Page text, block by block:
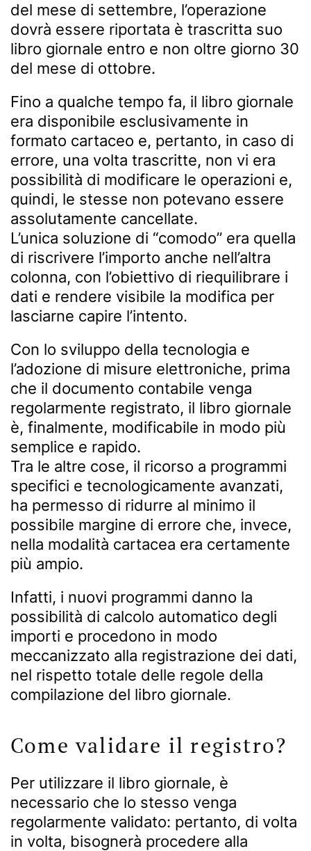
del mese di settembre, l’operazione
dovrà essere riportata è trascritta suo
libro giornale entro e non oltre giorno 30
del mese di ottobre.
Fino a qualche tempo fa, il libro giornale
era disponibile esclusivamente in
formato cartaceo e, pertanto, in caso di
errore, una volta trascritte, non vi era
possibilità di modificare le operazioni e,
quindi, le stesse non potevano essere
assolutamente cancellate.
L’unica soluzione di “comodo” era quella
di riscrivere l’importo anche nell’altra
colonna, con l’obiettivo di riequilibrare i
dati e rendere visibile la modifica per
lasciarne capire l’intento.
Con lo sviluppo della tecnologia e
l’adozione di misure elettroniche, prima
che il documento contabile venga
regolarmente registrato, il libro giornale
è, finalmente, modificabile in modo più
semplice e rapido.
Tra le altre cose, il ricorso a programmi
specifici e tecnologicamente avanzati,
ha permesso di ridurre al minimo il
possibile margine di errore che, invece,
nella modalità cartacea era certamente
più ampio.
Infatti, i nuovi programmi danno la
possibilità di calcolo automatico degli
importi e procedono in modo
meccanizzato alla registrazione dei dati,
nel rispetto totale delle regole della
compilazione del libro giornale.
Come validare il registro?
Per utilizzare il libro giornale, è
necessario che lo stesso venga
regolarmente validato: pertanto, di volta
in volta, bisognerà procedere alla